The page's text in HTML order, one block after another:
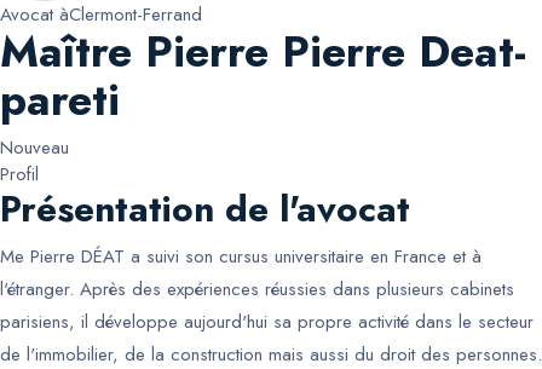
Avocat àClermont-Ferrand
Maître Pierre Pierre Deat-
pareti
Nouveau
Profil
Présentation de l'avocat
Me Pierre DÉAT a suivi son cursus universitaire en France et à
l'étranger. Après des expériences réussies dans plusieurs cabinets
parisiens, il développe aujourd'hui sa propre activité dans le secteur
de l'immobilier, de la construction mais aussi du droit des personnes.